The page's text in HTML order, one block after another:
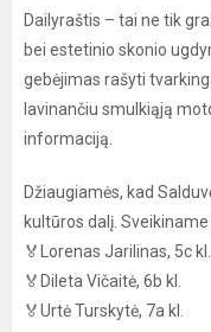
Dailyraštis – tai ne tik
bei estetinio skonio
gebėjimas rašyti
lavinančiu smulkiąją
informaciją.
Džiaugiamės, kad
kultūros dalį.
🏅Lorenas Jarilinas, 5c kl.
🏅Dileta Vičaitė, 6b kl.
🏅Urtė Turskytė, 7a kl.